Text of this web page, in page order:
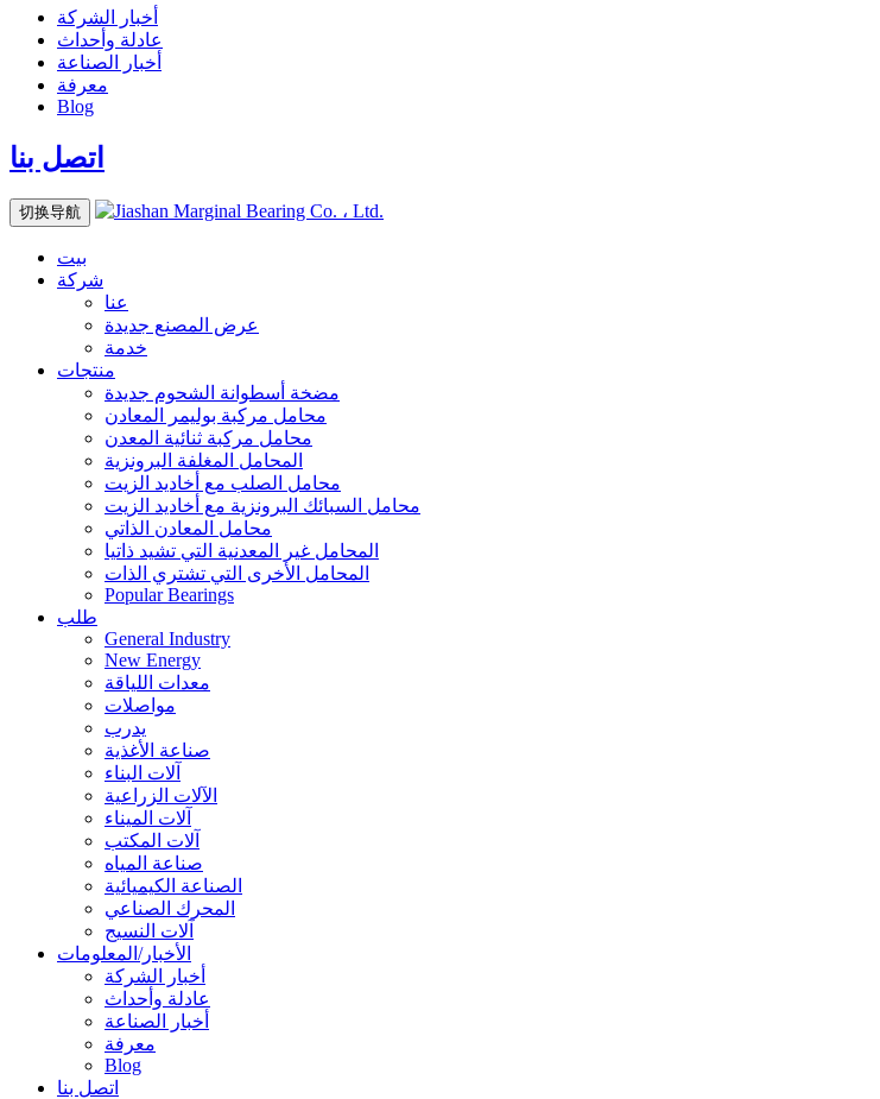
أخبار الشركة
عادلة وأحداث
أخبار الصناعة
معرفة
Blog
اتصل بنا
切换导航
بيت
شركة
عنا
عرض المصنع جديدة
خدمة
منتجات
مضخة أسطوانة الشحوم جديدة
محامل مركبة بوليمر المعادن
محامل مركبة ثنائية المعدن
المحامل المغلفة البرونزية
محامل الصلب مع أخاديد الزيت
محامل السبائك البرونزية مع أخاديد الزيت
محامل المعادن الذاتي
المحامل غير المعدنية التي تشيد ذاتيا
المحامل الأخرى التي تشتري الذات
Popular Bearings
طلب
General Industry
New Energy
معدات اللياقة
مواصلات
يدرب
صناعة الأغذية
آلات البناء
الآلات الزراعية
آلات الميناء
آلات المكتب
صناعة المياه
الصناعة الكيميائية
المحرك الصناعي
آلات النسيج
الأخبار/المعلومات
أخبار الشركة
عادلة وأحداث
أخبار الصناعة
معرفة
Blog
اتصل بنا